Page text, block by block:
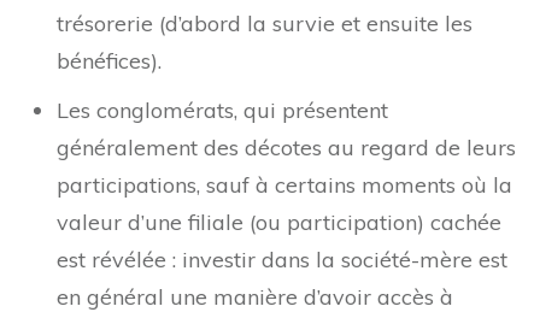
trésorerie (d’abord la survie et ensuite les
bénéfices).
Les conglomérats, qui présentent
généralement des décotes au regard de leurs
participations, sauf à certains moments où la
valeur d’une filiale (ou participation) cachée
est révélée : investir dans la société-mère est
en général une manière d’avoir accès à